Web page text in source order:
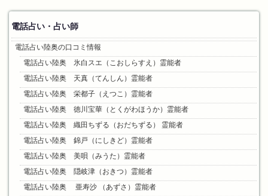
電話占い・占い師
電話占い陸奥の口コミ情報
電話占い陸奥 氷白スエ（こおしらすえ）霊能者
電話占い陸奥 天真（てんしん）霊能者
電話占い陸奥 栄都子（えつこ）霊能者
電話占い陸奥 徳川宝華（とくがわほうか）霊能者
電話占い陸奥 織田ちずる（おだちずる） 霊能者
電話占い陸奥 錦戸（にしきど）霊能者
電話占い陸奥 美唄（みうた）霊能者
電話占い陸奥 隠岐津（おきつ）霊能者
電話占い陸奥 亜寿沙 （あずさ）霊能者